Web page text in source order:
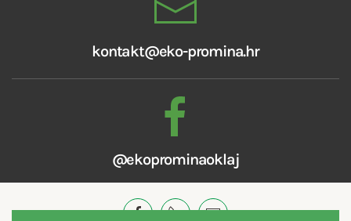
kontakt@eko-promina.hr
@ekoprominaoklaj